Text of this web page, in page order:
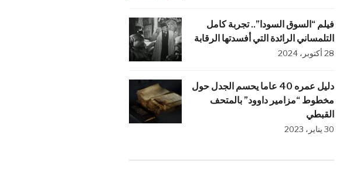
فيلم “السوق السودا”.. تجربة كامل
التلمساني الرائدة التي أفسدتها الرقابة
28 أكتوبر، 2024
دليل عمره 40 عاما يحسم الجدل حول
مخطوط “مزامير داوود” بالمتحف
القبطي
30 يناير، 2023